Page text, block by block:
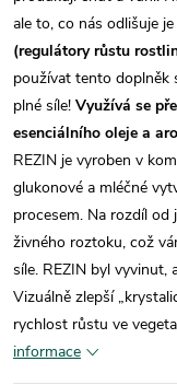
ale to, co nás odlišuje
(regulátory růstu
používat tento doplněk
plné síle! Využívá se
esenciálního oleje a
REZIN je vyroben v
glukonové a mléčné
procesem. Na rozdíl
živného roztoku, což
síle. REZIN byl vyvinut,
Vizuálně zlepší
rychlost růstu ve
informace